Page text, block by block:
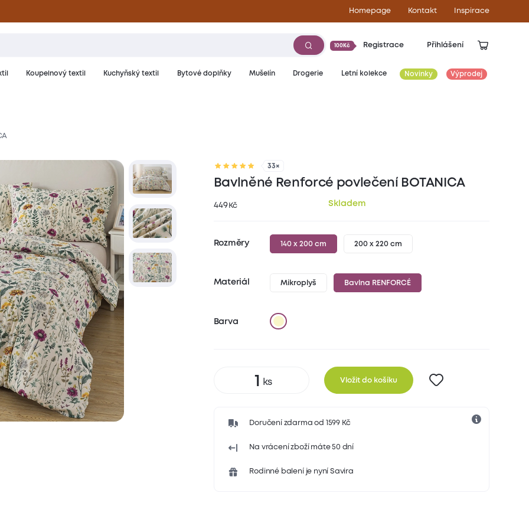
Homepage Kontakt Inspirace
100Kč Registrace Přihlášení
Koupelnový textil Kuchyňský textil Bytové doplňky Mušelín Drogerie Letní kolekce Novinky Výprodej
a péče
33×
Bavlněné Renforcé povlečení BOTANICA
449 Kč Skladem
Rozměry 140 x 200 cm 200 x 220 cm
Materiál Mikroplyš Bavlna RENFORCÉ
Barva
Vložit do košíku
Doručení zdarma od 1599 Kč
Na vrácení zboží máte 50 dní
Rodinné balení je nyní Savira